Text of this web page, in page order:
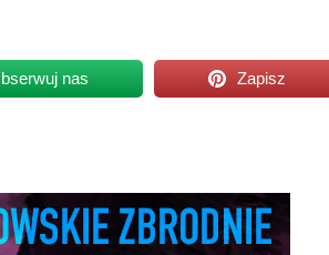
nas Zapisz